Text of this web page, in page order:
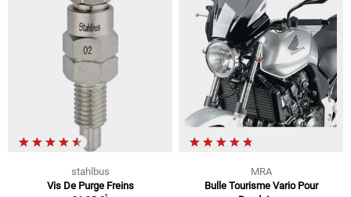
stahlbus
Vis De Purge Freins
MRA
Bulle Tourisme Vario Pour